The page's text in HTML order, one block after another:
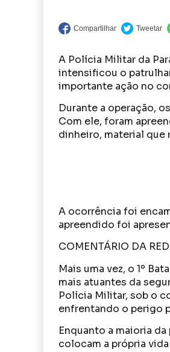
A Polícia Militar da
intensificou o
importante ação no
Durante a operação,
Com ele, foram
dinheiro, material que
A ocorrência foi
apreendido foi
COMENTÁRIO DA
Mais uma vez, o 1º
mais atuantes da
Polícia Militar, sob o
enfrentando o perigo
Enquanto a maioria
colocam a própria